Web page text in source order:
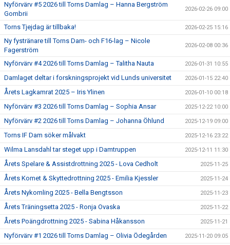
Nyförvärv #5 2026 till Torns Damlag – Hanna Bergström
Gombrii
2026-02-26 09:00
Torns Tjejdag är tillbaka! 2026-02-25 15:16
Ny fystränare till Torns Dam- och F16-lag – Nicole
Fagerström
2026-02-08 00:36
Nyförvärv #4 2026 till Torns Damlag – Talitha Nauta 2026-01-31 10:55
Damlaget deltar i forskningsprojekt vid Lunds universitet 2026-01-15 22:40
Årets Lagkamrat 2025 – Iris Ylinen 2026-01-10 00:18
Nyförvärv #3 2026 till Torns Damlag – Sophia Ansar 2025-12-22 10:00
Nyförvärv #2 2026 till Torns Damlag – Johanna Öhlund 2025-12-19 09:00
Torns IF Dam söker målvakt 2025-12-16 23:22
Wilma Lansdahl tar steget upp i Damtruppen 2025-12-11 11:30
Årets Spelare & Assistdrottning 2025 - Lova Cedholt 2025-11-25
Årets Komet & Skyttedrottning 2025 - Emilia Kjessler 2025-11-24
Årets Nykomling 2025 - Bella Bengtsson 2025-11-23
Årets Träningsetta 2025 - Ronja Ovaska 2025-11-22
Årets Poängdrottning 2025 - Sabina Håkansson 2025-11-21
Nyförvärv #1 2026 till Torns Damlag – Olivia Ödegården 2025-11-20 09:05